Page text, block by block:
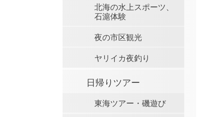
北海の水上スポーツ、
石滬体験
夜の市区観光
ヤリイカ夜釣り
日帰りツアー
東海ツアー・磯遊び